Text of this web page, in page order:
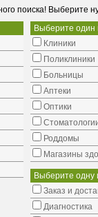
поиска! Выберите
Выберите
Клиники
Поликлиники
Больницы
Аптеки
Оптики
Роддомы
Магазины
Выберите одну
Заказ и
Диагностика